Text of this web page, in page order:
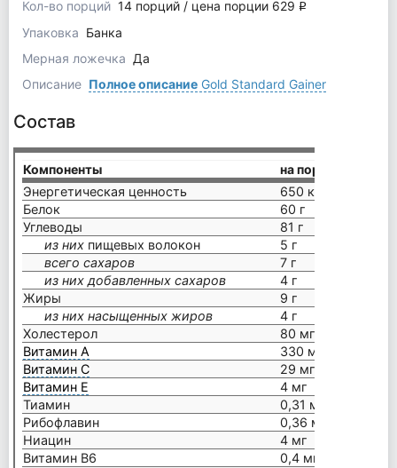
Кол-во порций 14 порций / цена порции 629 q
Упаковка Банка
Мерная ложечка Да
Описание Полное описаниеGold Standard Gainer
Состав
Компоненты
на порцию (165 г)
Энергетическая ценность
650 ккал
Белок
60 г
Углеводы
81 г
из них пищевых волокон
5 г
всего сахаров
7 г
из них добавленных сахаров
4 г
Жиры
9 г
из них насыщенных жиров
4 г
Холестерол
80 мг
Витамин А
330 мкг
Витамин С
29 мг
Витамин Е
4 мг
Тиамин
0,31 мг
Рибофлавин
0,36 мг
Ниацин
4 мг
Витамин В6
0,4 мг